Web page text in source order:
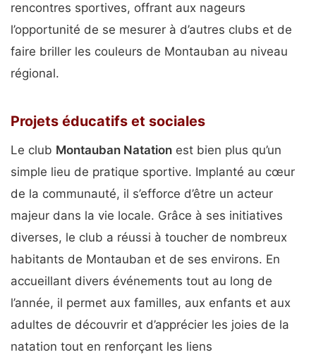
rencontres sportives, offrant aux nageurs
l’opportunité de se mesurer à d’autres clubs et de
faire briller les couleurs de Montauban au niveau
régional.
Projets éducatifs et sociales
Le club Montauban Natation est bien plus qu’un
simple lieu de pratique sportive. Implanté au cœur
de la communauté, il s’efforce d’être un acteur
majeur dans la vie locale. Grâce à ses initiatives
diverses, le club a réussi à toucher de nombreux
habitants de Montauban et de ses environs. En
accueillant divers événements tout au long de
l’année, il permet aux familles, aux enfants et aux
adultes de découvrir et d’apprécier les joies de la
natation tout en renforçant les liens